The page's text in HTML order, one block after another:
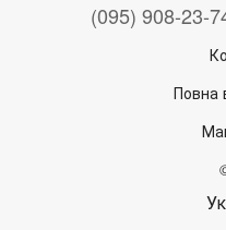
(095) 908-23-
Повна